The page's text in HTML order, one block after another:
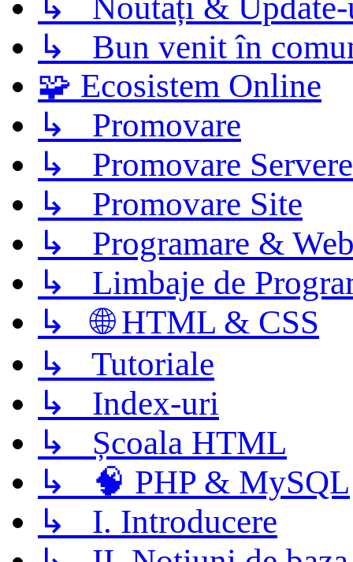
↳ Bun venit în
🧩 Ecosistem Online
↳ Promovare
↳ Promovare Servere
↳ Promovare Site
↳ Programare &
↳ Limbaje de
↳ 🌐 HTML & CSS
↳ Tutoriale
↳ Index-uri
↳ Școala HTML
↳ 🧠 PHP & MySQL
↳ I. Introducere